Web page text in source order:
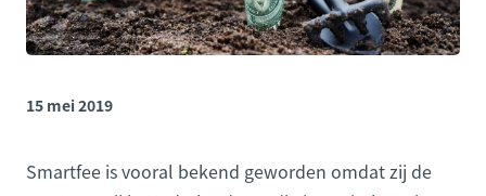
15 mei 2019
Smartfee is vooral bekend geworden omdat zij de